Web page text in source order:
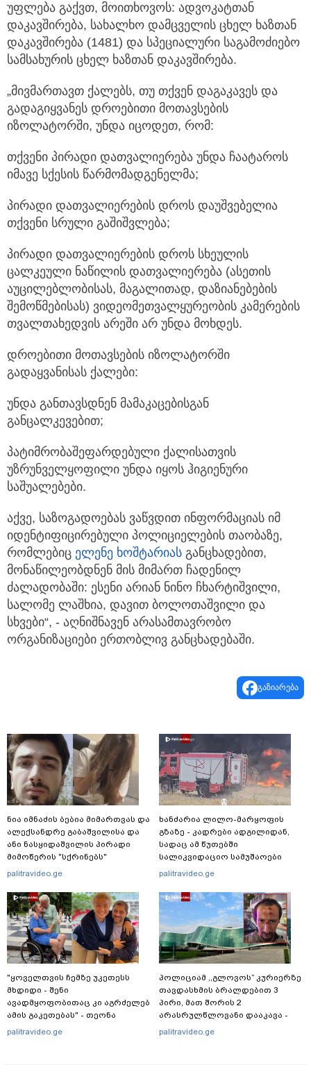
უფლება გაქვთ, მოითხოვოს: ადვოკატთან
დაკავშირება, სახალხო დამცველის ცხელ ხაზთან
დაკავშირება (1481) და სპეციალური საგამოძიებო
სამსახურის ცხელ ხაზთან დაკავშირება.
„მივმართავთ ქალებს, თუ თქვენ დაგაკავეს და
გადაგიყვანეს დროებითი მოთავსების
იზოლატორში, უნდა იცოდეთ, რომ:
თქვენი პირადი დათვალიერება უნდა ჩაატაროს
იმავე სქესის წარმომადგენელმა;
პირადი დათვალიერების დროს დაუშვებელია
თქვენი სრული გაშიშვლება;
პირადი დათვალიერების დროს სხეულის
ცალკეული ნაწილის დათვალიერება (ასეთის
აუცილებლობისას, მაგალითად, დაზიანებების
შემოწმებისას) ვიდეომეთვალყურეობის კამერების
თვალთახედვის არეში არ უნდა მოხდეს.
დროებითი მოთავსების იზოლატორში
გადაყვანისას ქალები:
უნდა განთავსდნენ მამაკაცებისგან
განცალკევებით;
პატიმრობაშეფარდებული ქალისათვის
უზრუნველყოფილი უნდა იყოს ჰიგიენური
საშუალებები.
აქვე, საზოგადოებას ვაწვდით ინფორმაციას იმ
იდენტიფიცირებული პოლიციელების თაობაზე,
რომლებიც ელენე ხოშტარიას განცხადებით,
მონაწილეობდნენ მის მიმართ ჩადენილ
ძალადობაში: ესენი არიან ნინო ჩხარტიშვილი,
სალომე ლაშხია, დავით ბოლოთაშვილი და
სხვები“, - აღნიშნავენ არასამთავრობო
ორგანიზაციები ერთობლივ განცხადებაში.
გაზიარება
ნია იმნაძის ბებია მიმართვას და
ალექსანდრე გაბაშვილისა და
ანი ნასყიდაშვილის პირადი
მიმოწერის "სქრინებს"
ავრცელებს
palitravideo.ge
"ყოველთვის ჩემზე უკეთესს
მხდიდი - შენი
ავადმყოფობითაც კი აგრძელებ
ამის გაკეთებას" - თეონა
კონტრიძე მეუღლეს ემოციურ
palitravideo.ge
ხანძარია ლილო-მარყოფის
გზაზე - კადრები ადგილიდან,
სადაც ამ წუთებში
სალიკვიდაციო სამუშაოები
მიმდინარეობს
palitravideo.ge
პოლიციამ ,,გლოვოს” კურიერზე
თავდასხმის ბრალდებით 3
პირი, მათ შორის 2
არასრულწლოვანი დააკავა -
შსს ინფორმაციას ავრცელებს
palitravideo.ge